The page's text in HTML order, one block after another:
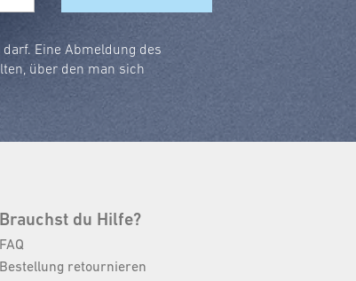
Eine Abmeldung des
über den man sich
Brauchst du Hilfe?
FAQ
Bestellung retournieren